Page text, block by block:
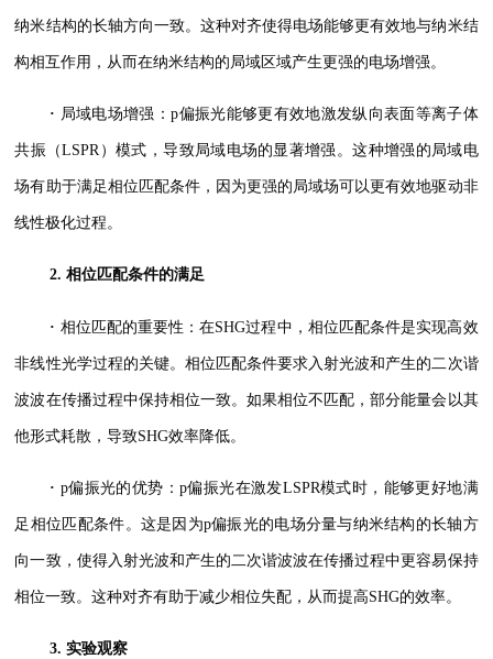
纳米结构的长轴方向一致。这种对齐使得电场能够更有效地与纳米结
构相互作用，从而在纳米结构的局域区域产生更强的电场增强。
· 局域电场增强：p偏振光能够更有效地激发纵向表面等离子体
共振（LSPR）模式，导致局域电场的显著增强。这种增强的局域电
场有助于满足相位匹配条件，因为更强的局域场可以更有效地驱动非
线性极化过程。
2. 相位匹配条件的满足
· 相位匹配的重要性：在SHG过程中，相位匹配条件是实现高效
非线性光学过程的关键。相位匹配条件要求入射光波和产生的二次谐
波波在传播过程中保持相位一致。如果相位不匹配，部分能量会以其
他形式耗散，导致SHG效率降低。
· p偏振光的优势：p偏振光在激发LSPR模式时，能够更好地满
足相位匹配条件。这是因为p偏振光的电场分量与纳米结构的长轴方
向一致，使得入射光波和产生的二次谐波波在传播过程中更容易保持
相位一致。这种对齐有助于减少相位失配，从而提高SHG的效率。
3. 实验观察